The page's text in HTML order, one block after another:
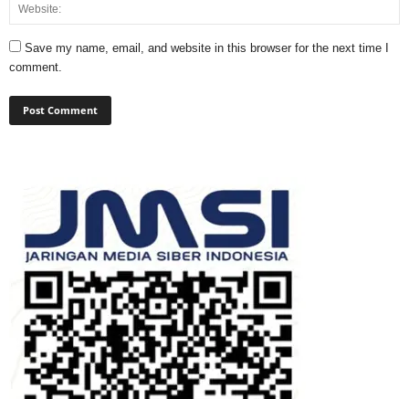
Save my name, email, and website in this browser for the next time I
comment.